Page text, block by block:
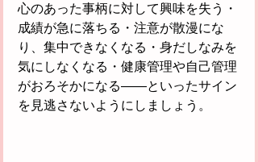
心のあった事柄に対して興味を失う・
成績が急に落ちる・注意が散漫にな
り、集中できなくなる・身だしなみを
気にしなくなる・健康管理や自己管理
がおろそかになる――といったサイン
を見逃さないようにしましょう。